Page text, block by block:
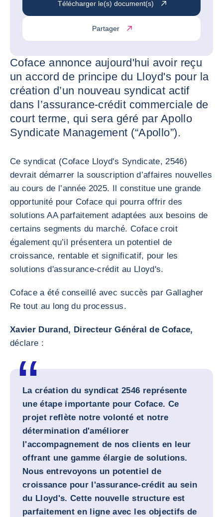
Télécharger le(s) document(s)
Partager
Coface annonce aujourd'hui avoir reçu
un accord de principe du Lloyd's pour la
création d’un nouveau syndicat actif
dans l’assurance-crédit commerciale de
court terme, qui sera géré par Apollo
Syndicate Management (“Apollo”).
Ce syndicat (Coface Lloyd's Syndicate, 2546)
devrait démarrer la souscription d’affaires nouvelles
au cours de l’année 2025. Il constitue une grande
opportunité pour Coface qui pourra offrir des
solutions AA parfaitement adaptées aux besoins de
certains segments du marché. Coface croit
également qu’il présentera un potentiel de
croissance, rentable et significatif, pour les
solutions d'assurance-crédit au Lloyd's.
Coface a été conseillé avec succès par Gallagher
Re tout au long du processus.
Xavier Durand, Directeur Général de Coface,
déclare :
La création du syndicat 2546 représente
une étape importante pour Coface. Ce
projet reflète notre volonté et notre
détermination d'améliorer
l'accompagnement de nos clients en leur
offrant une gamme élargie de solutions.
Nous entrevoyons un potentiel de
croissance pour l'assurance-crédit au sein
du Lloyd's. Cette nouvelle structure est
parfaitement en ligne avec les objectifs de